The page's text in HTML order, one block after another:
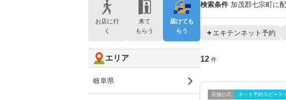
検索条件 加茂郡七宗町に
エキテンネット予約
12 件
店舗公式 ネット予約スピード
お店に行
く
来て
もらう
届けても
らう
エリア
岐阜県